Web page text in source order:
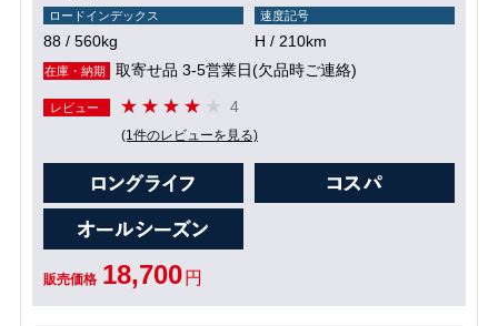
ロードインデックス
88 / 560kg
速度記号
H / 210km
在庫・納期 取寄せ品 3-5営業日(欠品時ご連絡)
レビュー 4
(1件のレビューを見る)
販売価格 18,700 円